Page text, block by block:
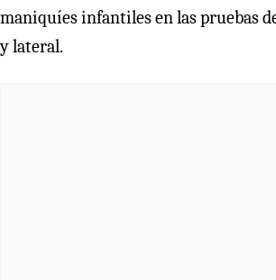
maniquíes infantiles en las pruebas
y lateral.